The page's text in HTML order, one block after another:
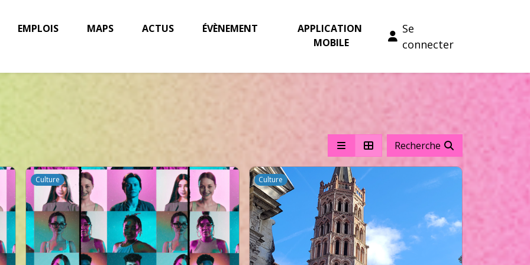
EMPLOIS MAPS ACTUS ÉVÈNEMENT
APPLICATION
MOBILE
Se
connecter
Recherche
Culture Culture